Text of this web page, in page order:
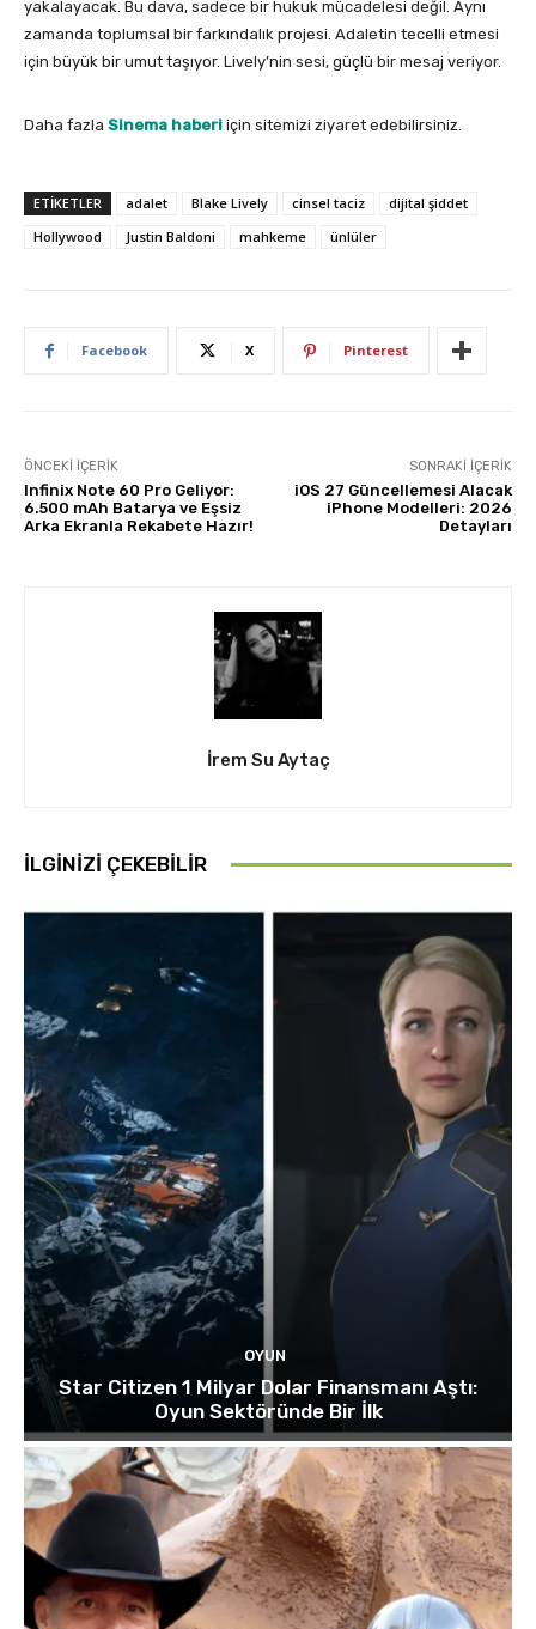
yakalayacak. Bu dava, sadece bir hukuk mücadelesi değil. Aynı
zamanda toplumsal bir farkındalık projesi. Adaletin tecelli etmesi
için büyük bir umut taşıyor. Lively’nin sesi, güçlü bir mesaj veriyor.
Daha fazla Sinema haberi için sitemizi ziyaret edebilirsiniz.
ETIKETLER adalet Blake Lively cinsel taciz
dijital şiddet
Hollywood
Justin Baldoni mahkeme ünlüler
Facebook X Pinterest
ÖNCEKI İÇERIK
Infinix Note 60 Pro Geliyor:
6.500 mAh Batarya ve Eşsiz
Arka Ekranla Rekabete Hazır!
SONRAKI İÇERIK
iOS 27 Güncellemesi Alacak
iPhone Modelleri: 2026
Detayları
İrem Su Aytaç
İLGINIZI ÇEKEBILIR
OYUN
Star Citizen 1 Milyar Dolar Finansmanı Aştı:
Oyun Sektöründe Bir İlk